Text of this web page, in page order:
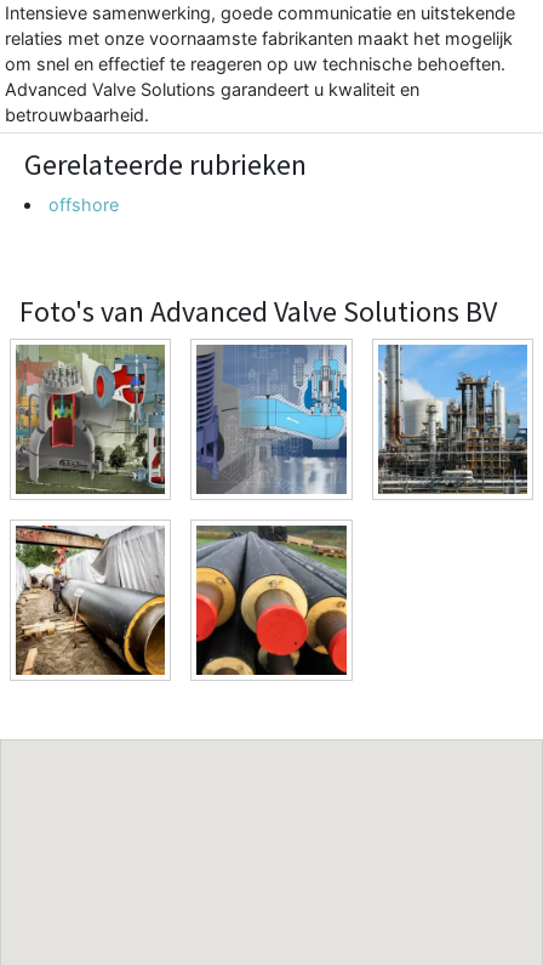
Intensieve samenwerking, goede communicatie en uitstekende
relaties met onze voornaamste fabrikanten maakt het mogelijk
om snel en effectief te reageren op uw technische behoeften.
Advanced Valve Solutions garandeert u kwaliteit en
betrouwbaarheid.
Gerelateerde rubrieken
offshore
Foto's van Advanced Valve Solutions BV